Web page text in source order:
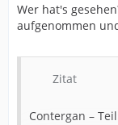
Wer hat's
aufgenommen
Zitat
Contergan –